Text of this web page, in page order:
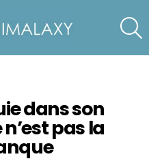
dans son
pas la